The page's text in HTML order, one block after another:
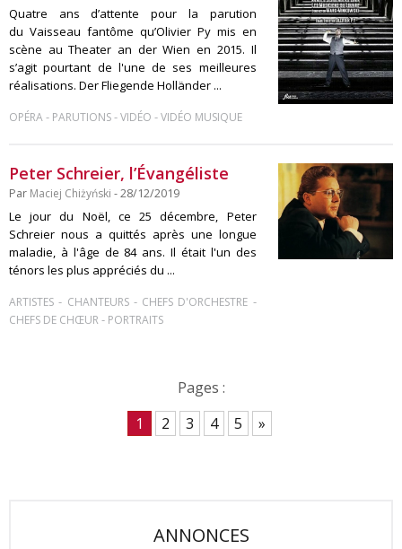
Quatre ans d’attente pour la parution
du Vaisseau fantôme qu’Olivier Py mis en
scène au Theater an der Wien en 2015. Il
s’agit pourtant de l'une de ses meilleures
réalisations. Der Fliegende Holländer ...
OPÉRA- PARUTIONS-VIDÉO -VIDÉO MUSIQUE
Peter Schreier, l’Évangéliste
Par Maciej Chiżyński - 28/12/2019
Le jour du Noël, ce 25 décembre, Peter
Schreier nous a quittés après une longue
maladie, à l'âge de 84 ans. Il était l'un des
ténors les plus appréciés du ...
ARTISTES - CHANTEURS- CHEFS D'ORCHESTRE -
CHEFS DE CHŒUR - PORTRAITS
Pages :
1
2 3 4 5 »
ANNONCES